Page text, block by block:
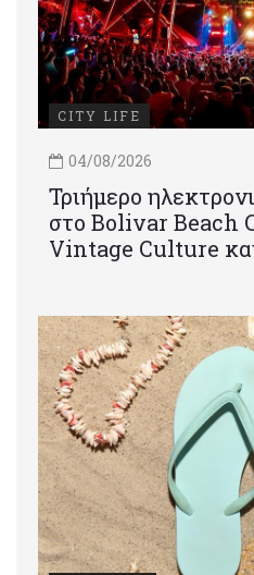
CITY LIFE
04/08/2026
Τριήμερο
στο Bolivar Beach
Vintage Culture